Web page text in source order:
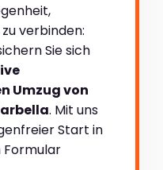
zu verbinden:
Sie sich
Umzug von
. Mit uns
Start in
Formular